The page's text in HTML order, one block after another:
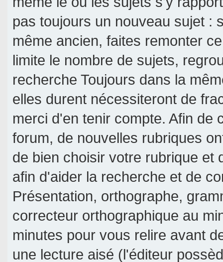
pas toujours un nouveau sujet :
même ancien, faites remonter
limite le nombre de sujets,
recherche Toujours dans la
elles durent nécessiteront de
merci d'en tenir compte. Afin de
forum, de nouvelles rubriques
de bien choisir votre rubrique et
afin d'aider la recherche et de
Présentation, orthographe,
correcteur orthographique au
minutes pour vous relire avant
une lecture aisé (l'éditeur